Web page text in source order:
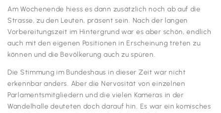
Am Wochenende hiess es dann zusätzlich noch ab auf die
Strasse, zu den Leuten, präsent sein. Nach der langen
Vorbereitungszeit im Hintergrund war es aber schön, endlich
auch mit den eigenen Positionen in Erscheinung treten zu
können und die Bevölkerung auch zu spüren.
Die Stimmung im Bundeshaus in dieser Zeit war nicht
erkennbar anders. Aber die Nervosität von einzelnen
Parlamentsmitgliedern und die vielen Kameras in der
Wandelhalle deuteten doch darauf hin. Es war ein komisches